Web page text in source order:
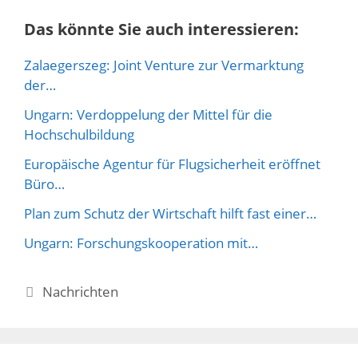
Das könnte Sie auch interessieren:
Zalaegerszeg: Joint Venture zur Vermarktung
der…
Ungarn: Verdoppelung der Mittel für die
Hochschulbildung
Europäische Agentur für Flugsicherheit eröffnet
Büro…
Plan zum Schutz der Wirtschaft hilft fast einer…
Ungarn: Forschungskooperation mit…
Kategorien
Nachrichten